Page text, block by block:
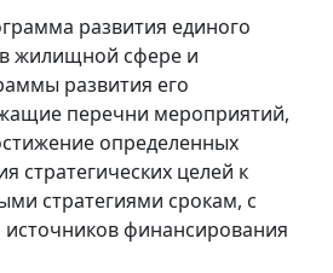
развития единого
в жилищной сфере и
развития его
перечни мероприятий,
определенных
стратегических целей к
стратегиями срокам, с
финансирования